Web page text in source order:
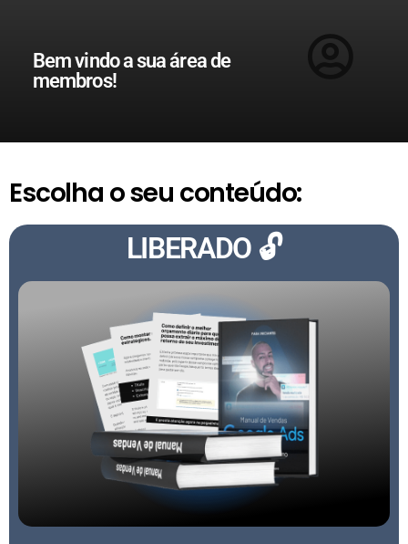
Bem vindo a sua área de
membros!
Escolha o seu conteúdo:
LIBERADO 🔓